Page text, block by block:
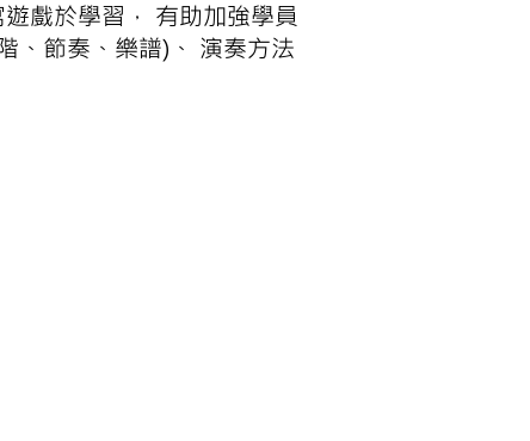
戲於學習， 有助加強學員
、節奏、樂譜)、 演奏方法